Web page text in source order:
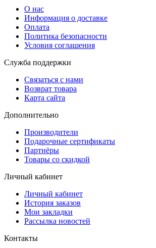
О нас
Информация о доставке
Оплата
Политика безопасности
Условия соглашения
Служба поддержки
Связаться с нами
Возврат товара
Карта сайта
Дополнительно
Производители
Подарочные сертификаты
Партнёры
Товары со скидкой
Личный кабинет
Личный кабинет
История заказов
Мои закладки
Рассылка новостей
Контакты